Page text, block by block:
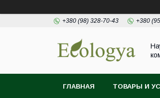
+380 (98) 328-70-43 +380
ГЛАВНАЯ ТОВАРЫ И